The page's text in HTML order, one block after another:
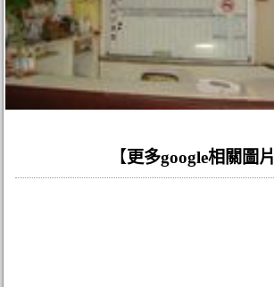
【更多google相關圖片